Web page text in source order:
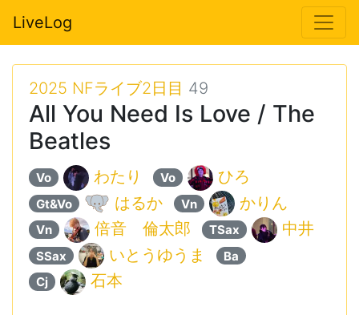
LiveLog
2025 NFライブ2日目 49
All You Need Is Love / The
Beatles
Vo わたり Vo ひろ
Gt&Vo はるか Vn かりん
Vn 倍音 倫太郎 TSax 中井
SSax いとうゆうま Ba
Cj 石本